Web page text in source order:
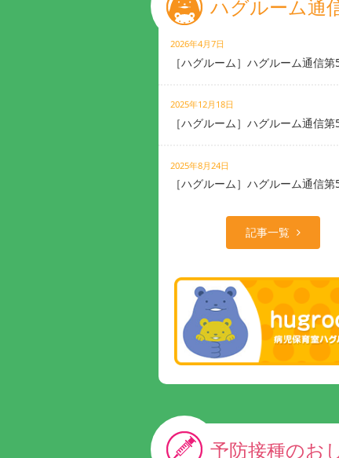
ハグルーム通
2026年4月7日
［ハグルーム］ハグルーム通信
2025年12月18日
［ハグルーム］ハグルーム通信
2025年8月24日
［ハグルーム］ハグルーム通信
記事一覧
予防接種のお